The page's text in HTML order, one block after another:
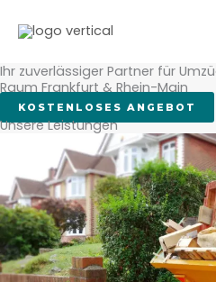
Inhalt
Ihr zuverlässiger Partner für
Raum Frankfurt & Rhein-Main
KOSTENLOSES ANGEBOT
Unsere Leistungen